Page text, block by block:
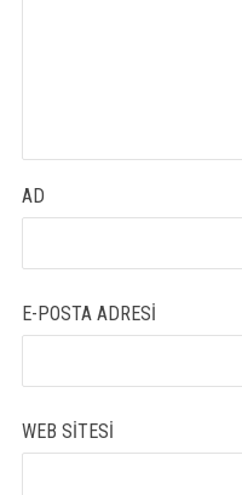
AD
E-POSTA ADRESI
WEB SITESI